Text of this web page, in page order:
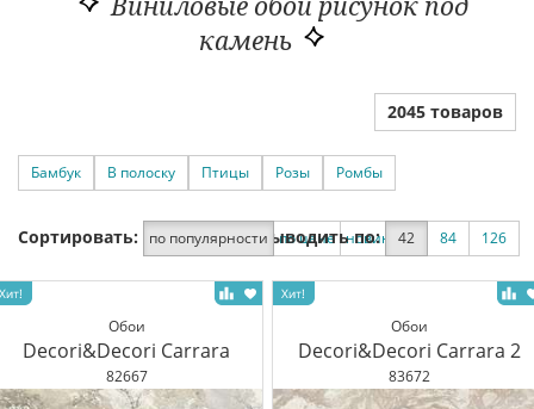
камень
2045 товаров
Бамбук В полоску Птицы Розы Ромбы
Сортировать: по популярности по цене новинки по скидке
Выводить по: 42 84 126
Обои
Decori&Decori Carrara
82667
Обои
Decori&Decori Carrara 2
83672